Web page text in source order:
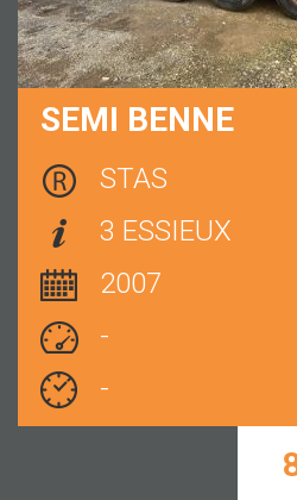
SEMI BENNE
STAS
3 ESSIEUX
2007
-
-